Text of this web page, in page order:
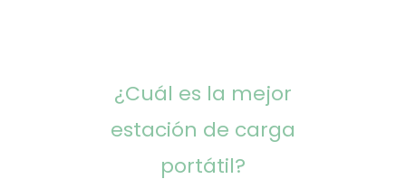
¿Cuál es la mejor
estación de carga
portátil?